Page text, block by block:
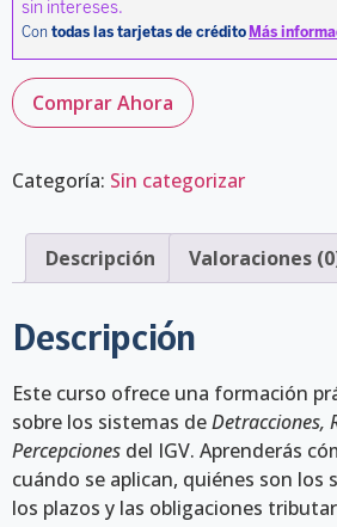
Comprar Ahora
Categoría: Sin categorizar
Descripción Valoraciones
Descripción
Este curso ofrece una formación
sobre los sistemas deDetracciones,
Percepciones del IGV. Aprenderás
cuándo se aplican, quiénes son los
los plazos y las obligaciones